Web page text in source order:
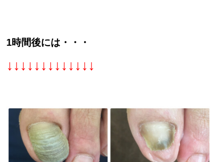
1時間後には・・・
↓↓↓↓↓↓↓↓↓↓↓↓↓